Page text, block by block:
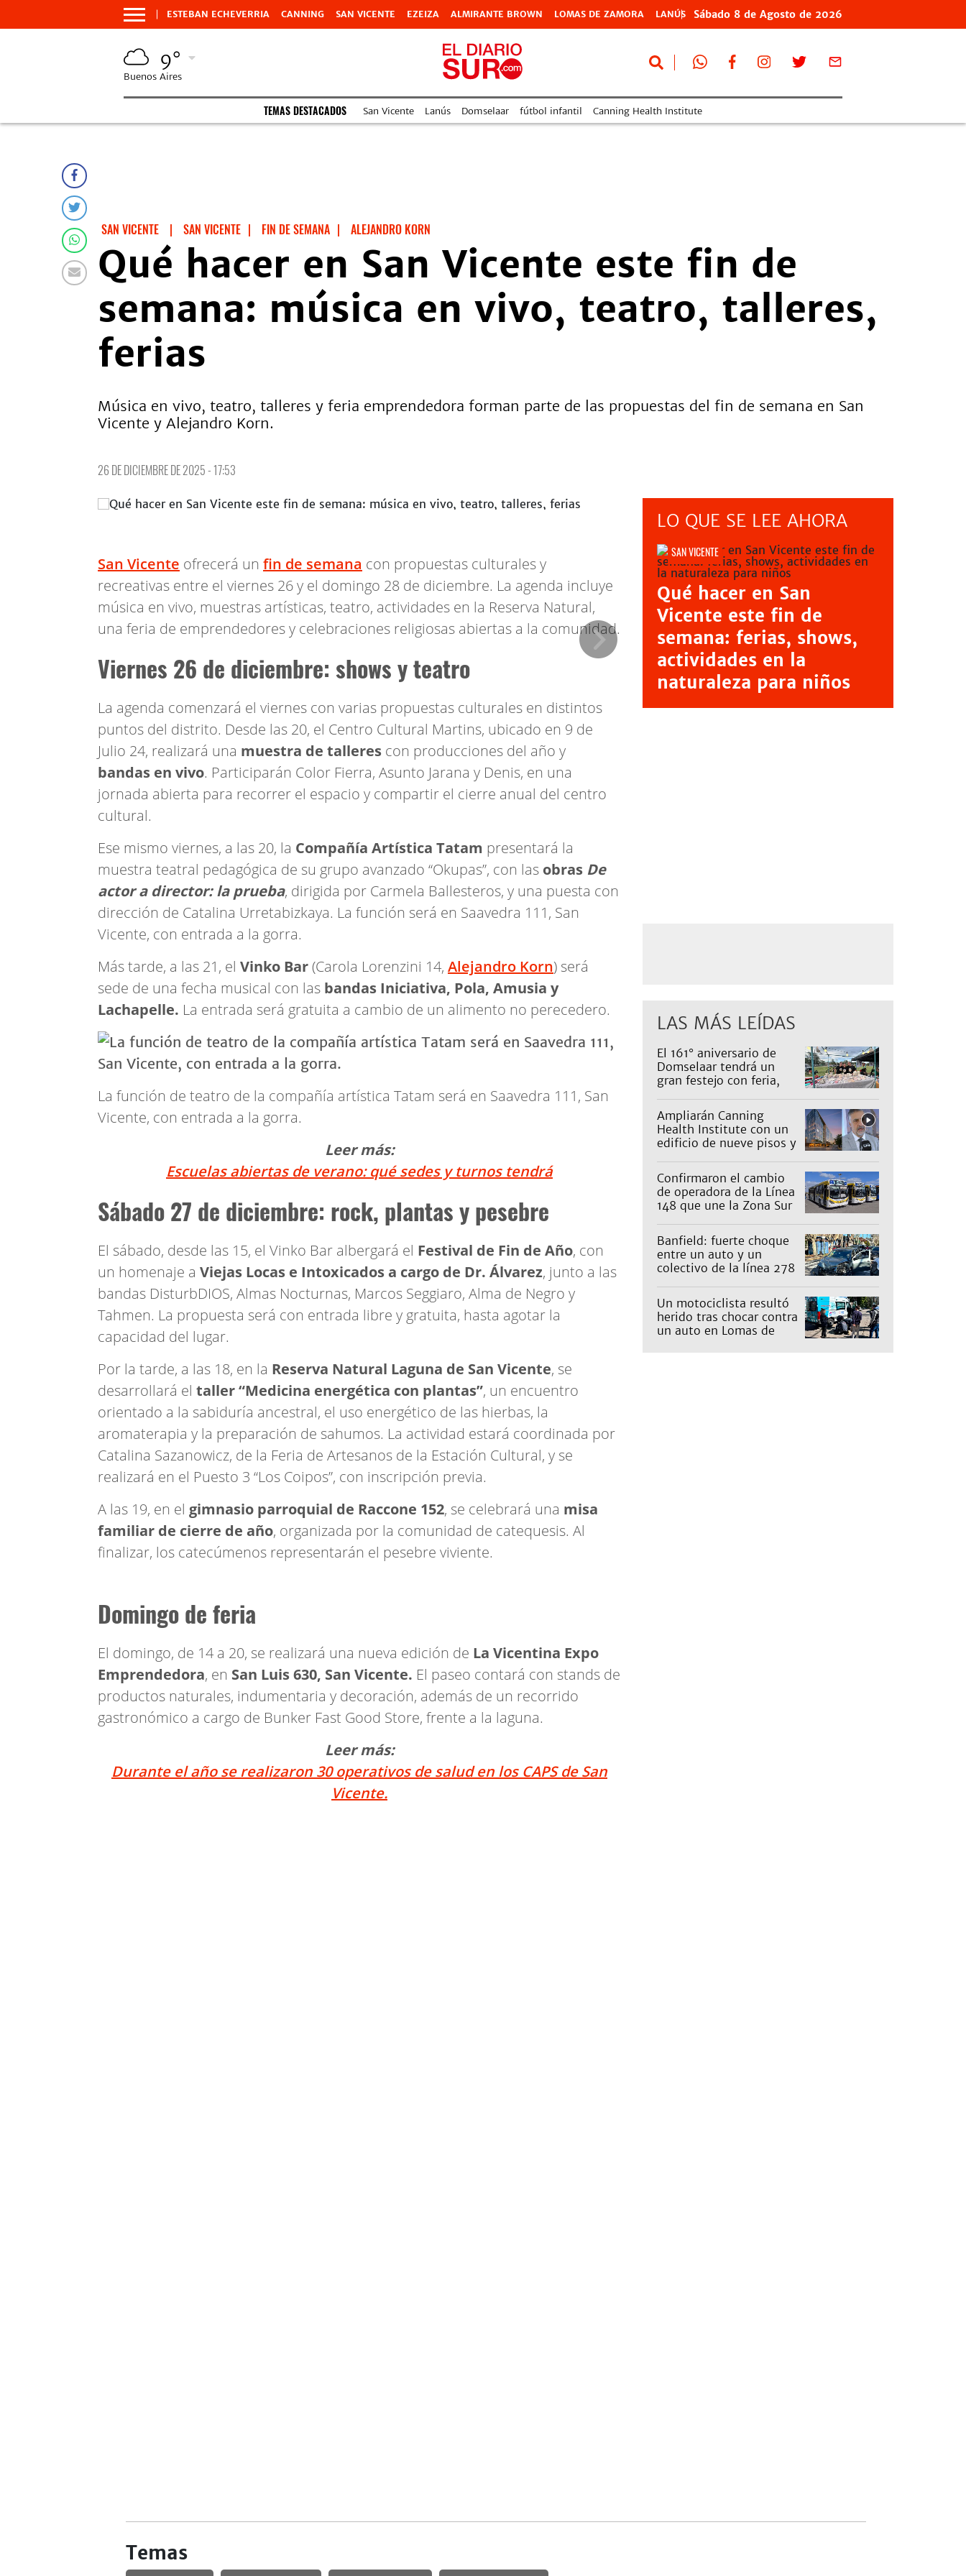
ESTEBAN ECHEVERRIA CANNING SAN VICENTE EZEIZA ALMIRANTE BROWN LOMAS DE ZAMORA LANÚS Sábado 8 de Agosto de 2026
9°
Buenos Aires
TEMAS DESTACADOS San Vicente Lanús Domselaar fútbol infantil Canning Health Institute
SAN VICENTE | SAN VICENTE | FIN DE SEMANA | ALEJANDRO KORN
Qué hacer en San Vicente este fin de
semana: música en vivo, teatro, talleres,
ferias
Música en vivo, teatro, talleres y feria emprendedora forman parte de las propuestas del fin de semana en San
Vicente y Alejandro Korn.
26 DE DICIEMBRE DE 2025 - 17:53
San Vicente ofrecerá un fin de semana con propuestas culturales y
recreativas entre el viernes 26 y el domingo 28 de diciembre. La agenda incluye
música en vivo, muestras artísticas, teatro, actividades en la Reserva Natural,
una feria de emprendedores y celebraciones religiosas abiertas a la comunidad.
Viernes 26 de diciembre: shows y teatro
La agenda comenzará el viernes con varias propuestas culturales en distintos
puntos del distrito. Desde las 20, el Centro Cultural Martins, ubicado en 9 de
Julio 24, realizará una muestra de talleres con producciones del año y
bandas en vivo. Participarán Color Fierra, Asunto Jarana y Denis, en una
jornada abierta para recorrer el espacio y compartir el cierre anual del centro
cultural.
Ese mismo viernes, a las 20, la Compañía Artística Tatam presentará la
muestra teatral pedagógica de su grupo avanzado “Okupas”, con las obras De
actor a director: la prueba, dirigida por Carmela Ballesteros, y una puesta con
dirección de Catalina Urretabizkaya. La función será en Saavedra 111, San
Vicente, con entrada a la gorra.
Más tarde, a las 21, el Vinko Bar(Carola Lorenzini 14, Alejandro Korn) será
sede de una fecha musical con las bandas Iniciativa, Pola, Amusia y
Lachapelle. La entrada será gratuita a cambio de un alimento no perecedero.
La función de teatro de la compañía artística Tatam será en Saavedra 111, San
Vicente, con entrada a la gorra.
Leer más:
Escuelas abiertas de verano: qué sedes y turnos tendrá
Sábado 27 de diciembre: rock, plantas y pesebre
El sábado, desde las 15, el Vinko Bar albergará el Festival de Fin de Año, con
un homenaje a Viejas Locas e Intoxicados a cargo de Dr. Álvarez, junto a las
bandas DisturbDIOS, Almas Nocturnas, Marcos Seggiaro, Alma de Negro y
Tahmen. La propuesta será con entrada libre y gratuita, hasta agotar la
capacidad del lugar.
Por la tarde, a las 18, en la Reserva Natural Laguna de San Vicente, se
desarrollará el taller “Medicina energética con plantas”, un encuentro
orientado a la sabiduría ancestral, el uso energético de las hierbas, la
aromaterapia y la preparación de sahumos. La actividad estará coordinada por
Catalina Sazanowicz, de la Feria de Artesanos de la Estación Cultural, y se
realizará en el Puesto 3 “Los Coipos”, con inscripción previa.
A las 19, en el gimnasio parroquial de Raccone 152, se celebrará una misa
familiar de cierre de año, organizada por la comunidad de catequesis. Al
finalizar, los catecúmenos representarán el pesebre viviente.
Domingo de feria
El domingo, de 14 a 20, se realizará una nueva edición de La Vicentina Expo
Emprendedora, en San Luis 630, San Vicente. El paseo contará con stands de
productos naturales, indumentaria y decoración, además de un recorrido
gastronómico a cargo de Bunker Fast Good Store, frente a la laguna.
Leer más:
Durante el año se realizaron 30 operativos de salud en los CAPS de San
Vicente.
LO QUE SE LEE AHORA
SAN VICENTE
Qué hacer en San
Vicente este fin de
semana: ferias, shows,
actividades en la
naturaleza para niños
LAS MÁS LEÍDAS
El 161° aniversario de
Domselaar tendrá un
gran festejo con feria,
propuestas para niños
Ampliarán Canning
Health Institute con un
edificio de nueve pisos y
millones
Confirmaron el cambio
de operadora de la Línea
148 que une la Zona Sur
los recorridos
Banfield: fuerte choque
entre un auto y un
colectivo de la línea 278
Un motociclista resultó
herido tras chocar contra
un auto en Lomas de
Temas